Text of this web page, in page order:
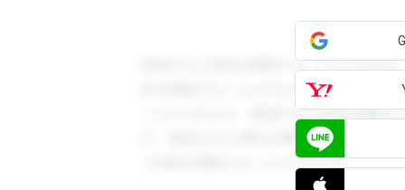
登録すると回答を閲覧することができま
答を閲覧することができます。登録する
ことができます。登録すると回答を閲覧
す。登録すると回答を閲覧することがで
と回答を閲覧することができます。